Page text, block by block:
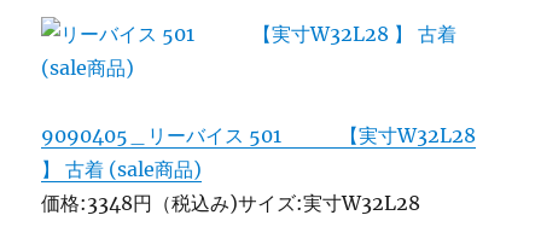
9090405＿リーバイス 501 【実寸W32L28
】 古着 (sale商品)
価格:3348円（税込み)サイズ:実寸W32L28